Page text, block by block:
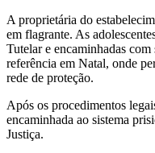
A proprietária do
em flagrante. As
Tutelar e encaminhadas
referência em Natal, onde
rede de proteção.
Após os procedimentos
encaminhada ao sistema
Justiça.